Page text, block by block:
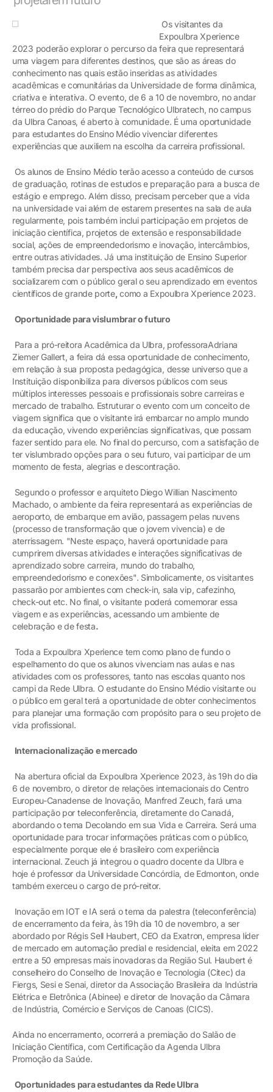
Os visitantes da
Expoulbra Xperience
2023 poderão explorar o percurso da feira que representará
uma viagem para diferentes destinos, que são as áreas do
conhecimento nas quais estão inseridas as atividades
acadêmicas e comunitárias da Universidade de forma dinâmica,
criativa e interativa. O evento, de 6 a 10 de novembro, no andar
térreo do prédio do Parque Tecnológico Ulbratech, no campus
da Ulbra Canoas, é aberto à comunidade. É uma oportunidade
para estudantes do Ensino Médio vivenciar diferentes
experiências que auxiliem na escolha da carreira profissional.
Os alunos de Ensino Médio terão acesso a conteúdo de cursos
de graduação, rotinas de estudos e preparação para a busca de
estágio e emprego. Além disso, precisam perceber que a vida
na universidade vai além de estarem presentes na sala de aula
regularmente, pois também inclui participação em projetos de
iniciação científica, projetos de extensão e responsabilidade
social, ações de empreendedorismo e inovação, intercâmbios,
entre outras atividades. Já uma instituição de Ensino Superior
também precisa dar perspectiva aos seus acadêmicos de
socializarem com o público geral o seu aprendizado em eventos
científicos de grande porte,como a Expoulbra Xperience 2023.
Oportunidade para vislumbrar o futuro
Para a pró-reitora Acadêmica da Ulbra, professoraAdriana
Ziemer Gallert, a feira dá essa oportunidade de conhecimento,
em relação à sua proposta pedagógica, desse universo que a
Instituição disponibiliza para diversos públicos com seus
múltiplos interesses pessoais e profissionais sobre carreiras e
mercado de trabalho. Estruturar o evento com um conceito de
viagem significa que o visitante irá embarcar no amplo mundo
da educação, vivendo experiências significativas, que possam
fazer sentido para ele. No final do percurso, com a satisfação de
ter vislumbrado opções para o seu futuro, vai participar de um
momento de festa, alegrias e descontração.
Segundo o professor e arquiteto Diego Willian Nascimento
Machado, o ambiente da feira representará as experiências de
aeroporto, de embarque em avião, passagem pelas nuvens
(processo de transformação que o jovem vivencia) e de
aterrissagem. "Neste espaço, haverá oportunidade para
cumprirem diversas atividades e interações significativas de
aprendizado sobre carreira, mundo do trabalho,
empreendedorismo e conexões". Simbolicamente, os visitantes
passarão por ambientes com check-in, sala vip, cafezinho,
check-out etc. No final, o visitante poderá comemorar essa
viagem e as experiências, acessando um ambiente de
celebração e de festa.
Toda a Expoulbra Xperience tem como plano de fundo o
espelhamento do que os alunos vivenciam nas aulas e nas
atividades com os professores, tanto nas escolas quanto nos
campi da Rede Ulbra. O estudante do Ensino Médio visitante ou
o público em geral terá a oportunidade de obter conhecimentos
para planejar uma formação com propósito para o seu projeto de
vida profissional.
Internacionalização e mercado
Na abertura oficial da Expoulbra Xperience 2023, às 19h do dia
6 de novembro, o diretor de relações internacionais do Centro
Europeu-Canadense de Inovação, Manfred Zeuch, fará uma
participação por teleconferência, diretamente do Canadá,
abordando o tema Decolando em sua Vida e Carreira. Será uma
oportunidade para trocar informações práticas com o público,
especialmente porque ele é brasileiro com experiência
internacional. Zeuch já integrou o quadro docente da Ulbra e
hoje é professor da Universidade Concórdia, de Edmonton, onde
também exerceu o cargo de pró-reitor.
Inovação em IOT e IA será o tema da palestra (teleconferência)
de encerramento da feira, às 19h dia 10 de novembro, a ser
abordado por Régis Sell Haubert, CEO da Exatron, empresa líder
de mercado em automação predial e residencial, eleita em 2022
entre a 50 empresas mais inovadoras da Região Sul. Haubert é
conselheiro do Conselho de Inovação e Tecnologia (Citec) da
Fiergs, Sesi e Senai, diretor da Associação Brasileira da Indústria
Elétrica e Eletrônica (Abinee) e diretor de Inovação da Câmara
de Indústria, Comércio e Serviços de Canoas (CICS).
Ainda no encerramento, ocorrerá a premiação do Salão de
Iniciação Científica, com Certificação da Agenda Ulbra
Promoção da Saúde.
Oportunidades para estudantes da Rede Ulbra